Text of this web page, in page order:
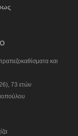
και
73 ετών